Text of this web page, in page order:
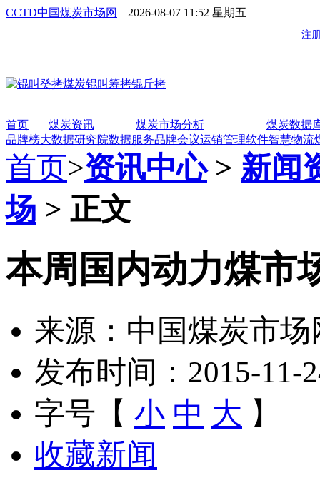
CCTD中国煤炭市场网 | 2026-08-07 11:52 星期五
首页 煤炭资讯 煤炭市场分析
煤炭数据
品牌榜大数据研究院数据服务品牌会议运销管理软件智慧物流
首页>资讯中心> 新闻
场 > 正文
本周国内动力煤市
来源：中国煤炭市场
发布时间：2015-11-
字号【 小 中 大 】
收藏新闻